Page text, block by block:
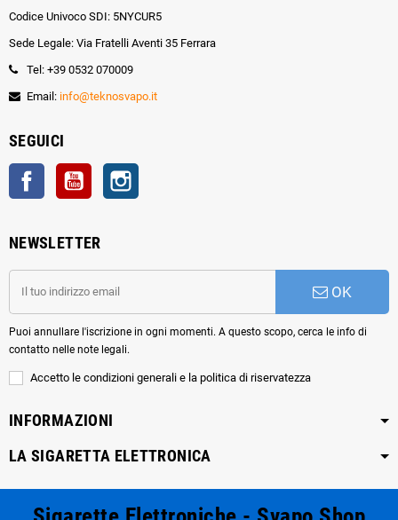
Codice Univoco SDI: 5NYCUR5
Sede Legale: Via Fratelli Aventi 35 Ferrara
Tel: +39 0532 070009
Email: info@teknosvapo.it
SEGUICI
Facebook YouTube
NEWSLETTER
OK
Puoi annullare l'iscrizione in ogni momenti. A questo scopo, cerca le info di
contatto nelle note legali.
Accetto le condizioni generali e la politica di riservatezza
INFORMAZIONI
LA SIGARETTA ELETTRONICA